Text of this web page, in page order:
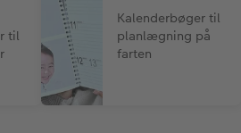
til
Kalenderbøger til
planlægning på
farten